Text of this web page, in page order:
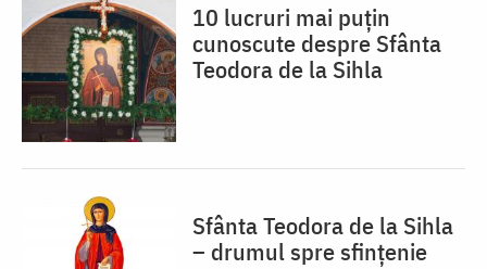
10 lucruri mai puțin
cunoscute despre Sfânta
Teodora de la Sihla
Sfânta Teodora de la Sihla
– drumul spre sfințenie